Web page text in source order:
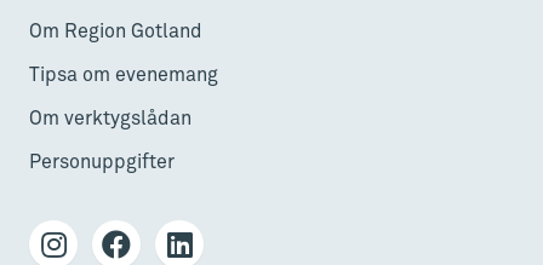
Om Region Gotland
Tipsa om evenemang
Om verktygslådan
Personuppgifter